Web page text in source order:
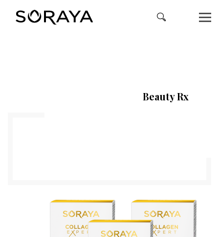
Beauty Rx